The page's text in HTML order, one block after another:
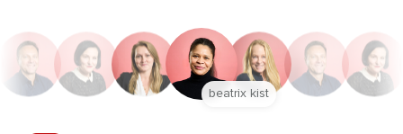
beatrix kist